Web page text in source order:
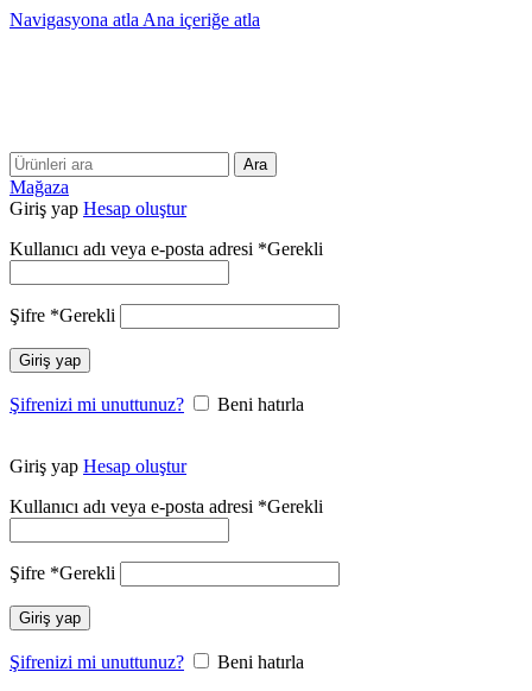
Navigasyona atla Ana içeriğe atla
Ara
Mağaza
Giriş yap Hesap oluştur
Kullanıcı adı veya e-posta adresi *Gerekli
Şifre *Gerekli
Giriş yap
Şifrenizi mi unuttunuz? Beni hatırla
Giriş yap Hesap oluştur
Kullanıcı adı veya e-posta adresi *Gerekli
Şifre *Gerekli
Giriş yap
Şifrenizi mi unuttunuz?
Beni hatırla